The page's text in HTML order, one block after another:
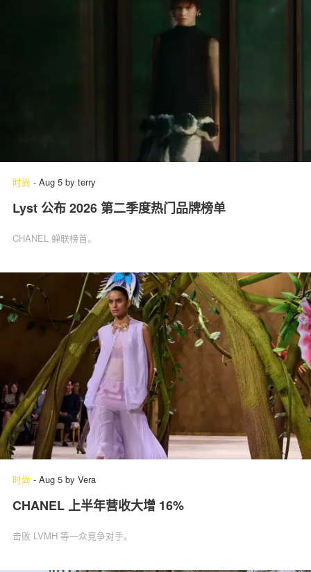
时尚 - Aug 5 by terry
Lyst 公布 2026 第二季度热门品牌榜单
CHANEL 蝉联榜首。
时尚 - Aug 5 by Vera
CHANEL 上半年营收大增 16%
击败 LVMH 等一众竞争对手。